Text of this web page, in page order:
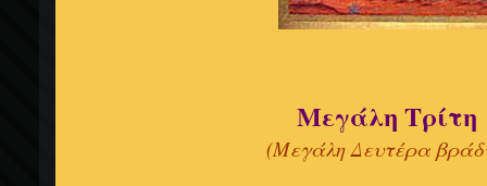
Μεγάλη Τρίτη
(Μεγάλη Δευτέρα